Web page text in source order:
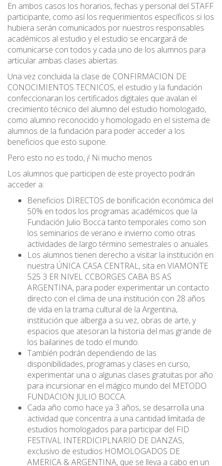
En ambos casos los horarios, fechas y personal del STAFF
participante, como así los requerimientos específicos si los
hubiera serán comunicados por nuestros responsables
académicos al estudio y el estudio se encargará de
comunicarse con todos y cada uno de los alumnos para
articular ambas clases abiertas.
Una vez concluida la clase de CONFIRMACION DE
CONOCIMIENTOS TECNICOS, el estudio y la fundación
confeccionaran los certificados digitales que avalan el
crecimiento técnico del alumno del estudio homologado,
como alumno reconocido y homologado en el sistema de
alumnos de la fundación para poder acceder a los
beneficios que esto supone.
Pero esto no es todo, ¡! Ni mucho menos
Los alumnos que participen de este proyecto podrán
acceder a:
Beneficios DIRECTOS de bonificación económica del
50% en todos los programas académicos que la
Fundación Julio Bocca tanto temporales como son
los seminarios de verano e invierno como otras
actividades de largo término semestrales o anuales.
Los alumnos tienen derecho a visitar la institución en
nuestra ÚNICA CASA CENTRAL, sita en VIAMONTE
525 3 ER NIVEL CCBORGES CABA BS AS
ARGENTINA, para poder experimentar un contacto
directo con el clima de una institución con 28 años
de vida en la trama cultural de la Argentina,
institución que alberga a su vez, obras de arte, y
espacios que atesoran la historia del mas grande de
los bailarines de todo el mundo.
También podrán dependiendo de las
disponibilidades, programas y clases en curso,
experimentar una o algunas clases gratuitas por año
para incursionar en el mágico mundo del METODO
FUNDACION JULIO BOCCA.
Cada año como hace ya 3 años, se desarrolla una
actividad que concentra a una cantidad limitada de
estudios homologados para participar del FID
FESTIVAL INTERDICIPLNARIO DE DANZAS,
exclusivo de estudios HOMOLOGADOS DE
AMERICA & ARGENTINA, que se lleva a cabo en un